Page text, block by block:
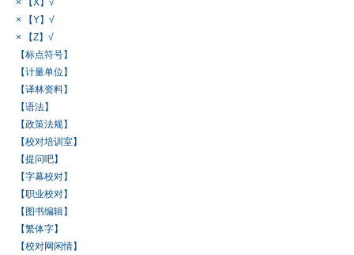
× 【X】√
× 【Y】√
× 【Z】√
【标点符号】
【计量单位】
【译林资料】
【语法】
【政策法规】
【校对培训室】
【提问吧】
【字幕校对】
【职业校对】
【图书编辑】
【繁体字】
【校对网闲情】